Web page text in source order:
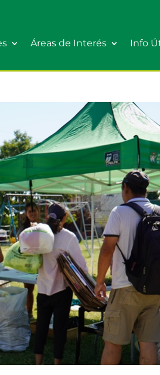
Áreas de Interés Info